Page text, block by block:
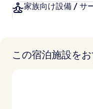
ミ
家族向け設備 / サ
この宿泊施設を